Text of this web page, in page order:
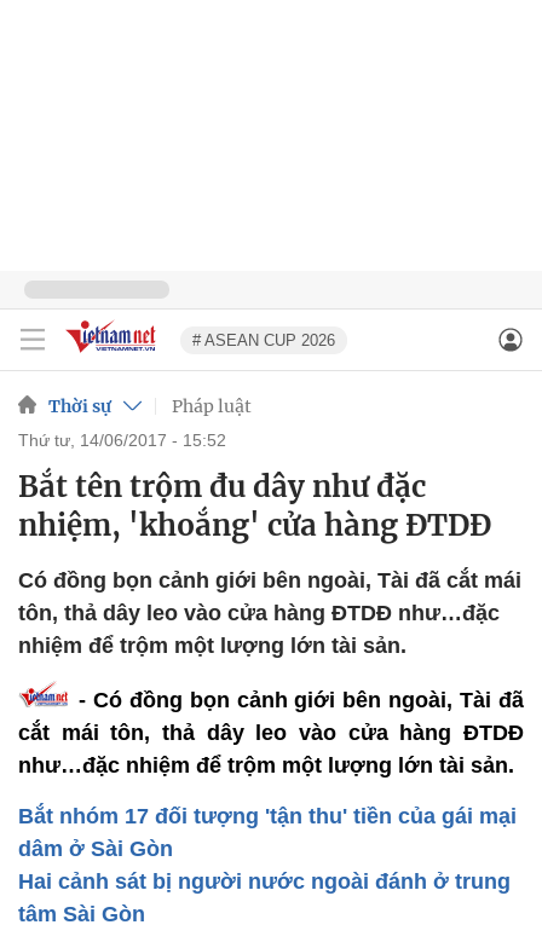
# ASEAN CUP 2026
Thời sự Pháp luật
thứ tư, 14/06/2017 - 15:52
Bắt tên trộm đu dây như đặc
nhiệm, 'khoắng' cửa hàng ĐTDĐ
Có đồng bọn cảnh giới bên ngoài, Tài đã cắt mái
tôn, thả dây leo vào cửa hàng ĐTDĐ như…đặc
nhiệm để trộm một lượng lớn tài sản.
- Có đồng bọn cảnh giới bên ngoài, Tài đã
cắt mái tôn, thả dây leo vào cửa hàng ĐTDĐ
như…đặc nhiệm để trộm một lượng lớn tài sản.
Bắt nhóm 17 đối tượng 'tận thu' tiền của gái mại
dâm ở Sài Gòn
Hai cảnh sát bị người nước ngoài đánh ở trung
tâm Sài Gòn